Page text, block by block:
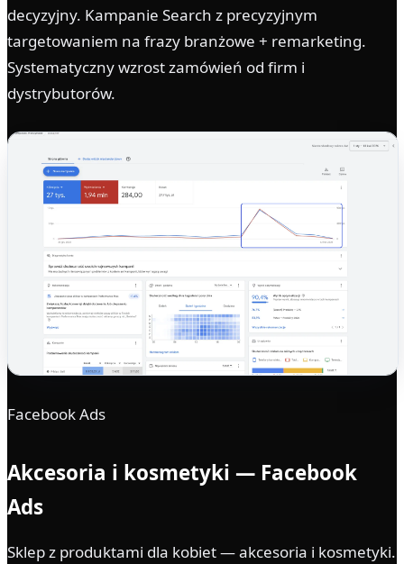
decyzyjny. Kampanie Search z precyzyjnym
targetowaniem na frazy branżowe + remarketing.
Systematyczny wzrost zamówień od firm i
dystrybutorów.
Facebook Ads
Akcesoria i kosmetyki — Facebook
Ads
Sklep z produktami dla kobiet — akcesoria i kosmetyki.